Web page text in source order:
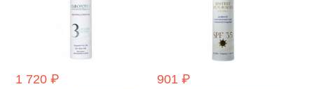
1 720 ₽ 901 ₽